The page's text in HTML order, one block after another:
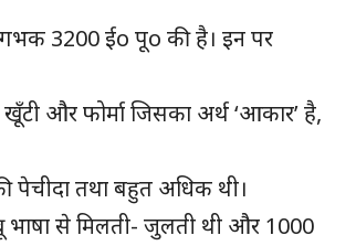
3200 ईo पूo की है। इन पर
और फोर्मा जिसका अर्थ ‘आकार’ है,
पेचीदा तथा बहुत अधिक थी।
भाषा से मिलती- जुलती थी और 1000